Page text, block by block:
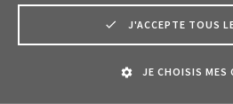
l’annulation du voyage
le rapatriement
J'ACCEPTE TOUS
JE CHOISIS MES